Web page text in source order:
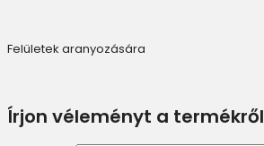
Felületek aranyozására
Írjon véleményt a termékről